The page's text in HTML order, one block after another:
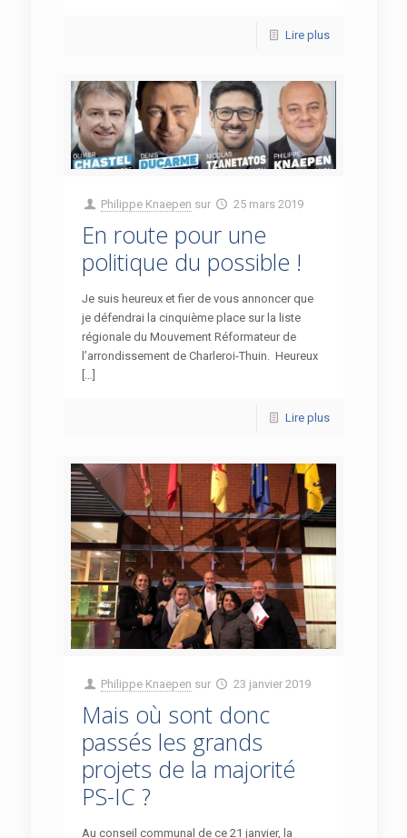
Lire plus
Philippe Knaepen sur 25 mars 2019
En route pour une
politique du possible !
Je suis heureux et fier de vous annoncer que
je défendrai la cinquième place sur la liste
régionale du Mouvement Réformateur de
l’arrondissement de Charleroi-Thuin. Heureux
[…]
Lire plus
Philippe Knaepen sur 23 janvier 2019
Mais où sont donc
passés les grands
projets de la majorité
PS-IC ?
Au conseil communal de ce 21 janvier, la